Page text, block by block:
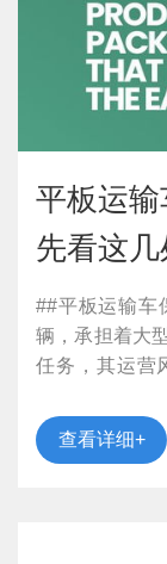
平板运
先看这几
##平板运输车
辆，承担着大
任务，其运营
高额的第三...
查看详细+